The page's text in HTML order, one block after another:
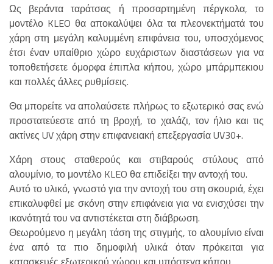
Ως βεράντα ταράτσας ή προσαρτημένη πέργκολα, το
μοντέλο KLEO θα αποκαλύψει όλα τα πλεονεκτήματά του
χάρη στη μεγάλη καλυμμένη επιφάνεια του, υποσχόμενος
έτσι έναν υπαίθριο χώρο ευχάριστων διαστάσεων για να
τοποθετήσετε όμορφα έπιπλα κήπου, χώρο μπάρμπεκιου
και πολλές άλλες ρυθμίσεις.
Θα μπορείτε να απολαύσετε πλήρως το εξωτερικό σας ενώ
προστατεύεστε από τη βροχή, το χαλάζι, τον ήλιο και τις
ακτίνες UV χάρη στην επιφανειακή επεξεργασία UV30+.
Χάρη στους σταθερούς και στιβαρούς στύλους από
αλουμίνιο, το μοντέλο KLEO θα επιδείξει την αντοχή του.
Αυτό το υλικό, γνωστό για την αντοχή του στη σκουριά, έχει
επικαλυφθεί με σκόνη στην επιφάνεια για να ενισχύσει την
ικανότητά του να αντιστέκεται στη διάβρωση.
Θεωρούμενο η μεγάλη τάση της στιγμής, το αλουμίνιο είναι
ένα από τα πιο δημοφιλή υλικά όταν πρόκειται για